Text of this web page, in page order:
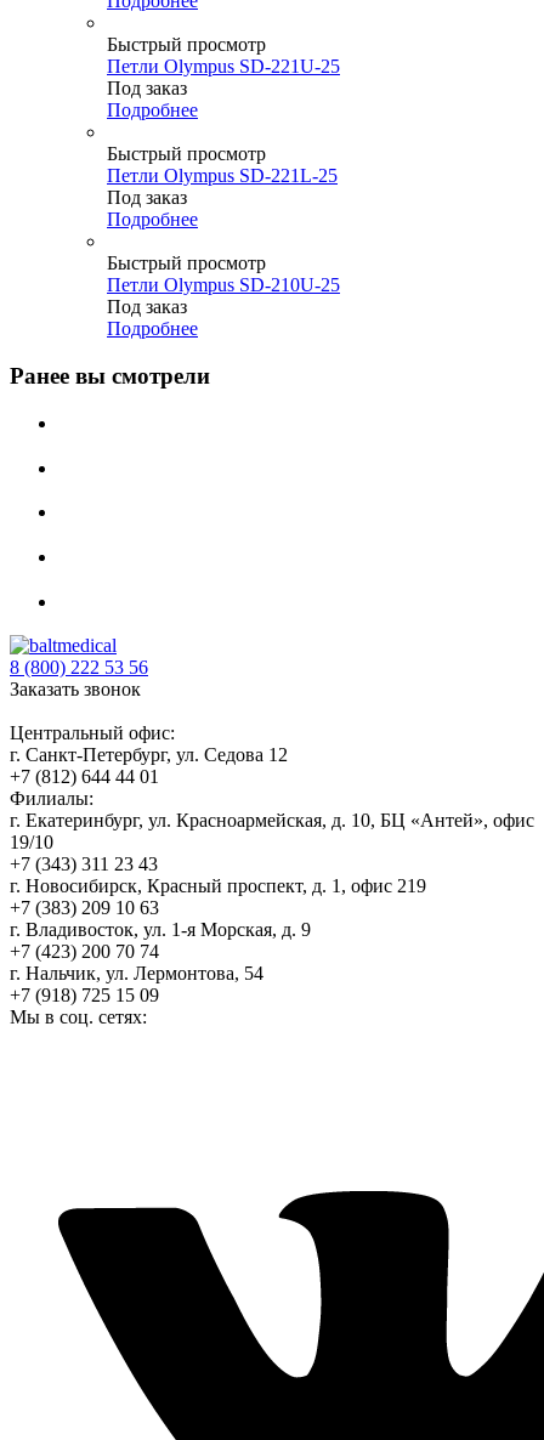
Быстрый просмотр
Петли Olympus SD-221U-25
Под заказ
Подробнее
Быстрый просмотр
Петли Olympus SD-221L-25
Под заказ
Подробнее
Быстрый просмотр
Петли Olympus SD-210U-25
Под заказ
Подробнее
Ранее вы смотрели
8 (800) 222 53 56
Заказать звонок
Центральный офис:
г. Санкт-Петербург, ул. Седова 12
+7 (812) 644 44 01
Филиалы:
г. Екатеринбург, ул. Красноармейская, д. 10, БЦ «Антей», офис
19/10
+7 (343) 311 23 43
г. Новосибирск, Красный проспект, д. 1, офис 219
+7 (383) 209 10 63
г. Владивосток, ул. 1-я Морская, д. 9
+7 (423) 200 70 74
г. Нальчик, ул. Лермонтова, 54
+7 (918) 725 15 09
Мы в соц. сетях: